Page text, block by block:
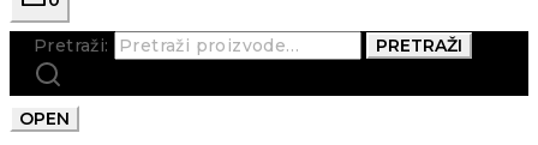
Pretraži: PRETRAŽI
OPEN